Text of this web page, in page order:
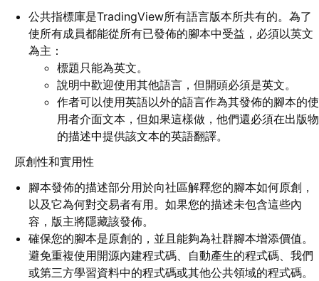
公共指標庫是TradingView所有語言版本所共有的。為了
使所有成員都能從所有已發佈的腳本中受益，必須以英文
為主：
標題只能為英文。
說明中歡迎使用其他語言，但開頭必須是英文。
作者可以使用英語以外的語言作為其發佈的腳本的使
用者介面文本，但如果這樣做，他們還必須在出版物
的描述中提供該文本的英語翻譯。
原創性和實用性
腳本發佈的描述部分用於向社區解釋您的腳本如何原創，
以及它為何對交易者有用。如果您的描述未包含這些內
容，版主將隱藏該發佈。
確保您的腳本是原創的，並且能夠為社群腳本增添價值。
避免重複使用開源內建程式碼、自動產生的程式碼、我們
或第三方學習資料中的程式碼或其他公共領域的程式碼。